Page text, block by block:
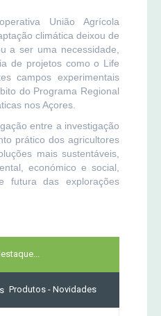
União Agrícola
climática deixou de
a ser uma necessidade,
de projetos como o Life
campos experimentais
do Programa Regional
nos Açores.
entre a investigação
prático dos agricultores
mais sustentáveis,
económico e social,
futura das explorações
Produtos - Novidades